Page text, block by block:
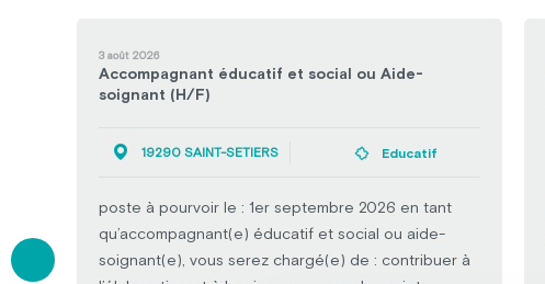
3 août 2026
Accompagnant éducatif et social ou Aide-
soignant (H/F)
19290 SAINT-SETIERS Educatif
poste à pourvoir le : 1er septembre 2026 en tant
qu’accompagnant(e) éducatif et social ou aide-
soignant(e), vous serez chargé(e) de : contribuer à